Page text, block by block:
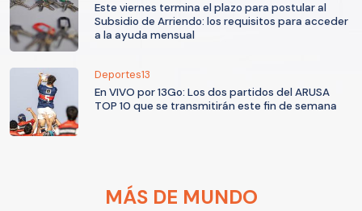
Este viernes termina el plazo para postular al
Subsidio de Arriendo: los requisitos para acceder
a la ayuda mensual
Deportes13
En VIVO por 13Go: Los dos partidos del ARUSA
TOP 10 que se transmitirán este fin de semana
MÁS DE MUNDO